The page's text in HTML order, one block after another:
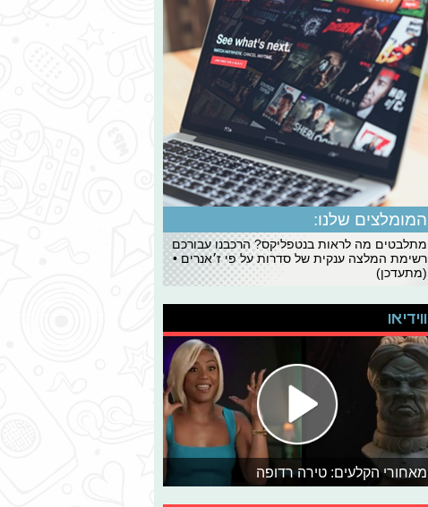
המומלצים שלנו:
מתלבטים מה לראות בנטפליקס? הרכבנו עבורכם
רשימת המלצה ענקית של סדרות על פי ז׳אנרים •
(מתעדכן)
ווידיאו
מאחורי הקלעים: טירה רדופה